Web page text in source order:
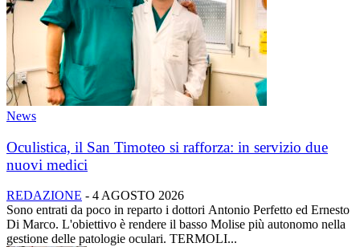
News
Oculistica, il San Timoteo si rafforza: in servizio due
nuovi medici
REDAZIONE - 4 AGOSTO 2026
Sono entrati da poco in reparto i dottori Antonio Perfetto ed Ernesto
Di Marco. L'obiettivo è rendere il basso Molise più autonomo nella
gestione delle patologie oculari. TERMOLI...